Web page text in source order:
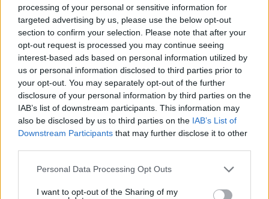
processing of your personal or sensitive information for
targeted advertising by us, please use the below opt-out
section to confirm your selection. Please note that after your
opt-out request is processed you may continue seeing
interest-based ads based on personal information utilized by
us or personal information disclosed to third parties prior to
your opt-out. You may separately opt-out of the further
disclosure of your personal information by third parties on the
IAB’s list of downstream participants. This information may
also be disclosed by us to third parties on the IAB’s List of
Downstream Participants that may further disclose it to other
Please note that this website/app uses one or more Google
not limited to your visit or usage behaviour. You may click to
Personal Data Processing Opt Outs
I want to opt-out of the Sharing of my
Οι απουσίες από τον γάμο Ντε Γκρες -
Βαρδινογιάννη, η τιάρα της νύφης και η
ανθοδέσμη με τα μιγκέ